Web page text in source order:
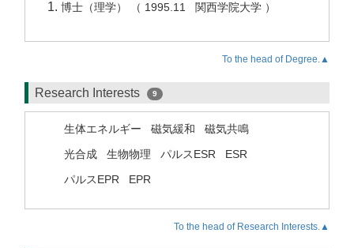
博士（理学） （ 1995.11 関西学院大学 ）
To the head of Degree.▲
Research Interests 9
生体エネルギー 磁気緩和
磁気共鳴
光合成
生物物理 パルスESR
ESR
パルスEPR
EPR
To the head of Research Interests.▲